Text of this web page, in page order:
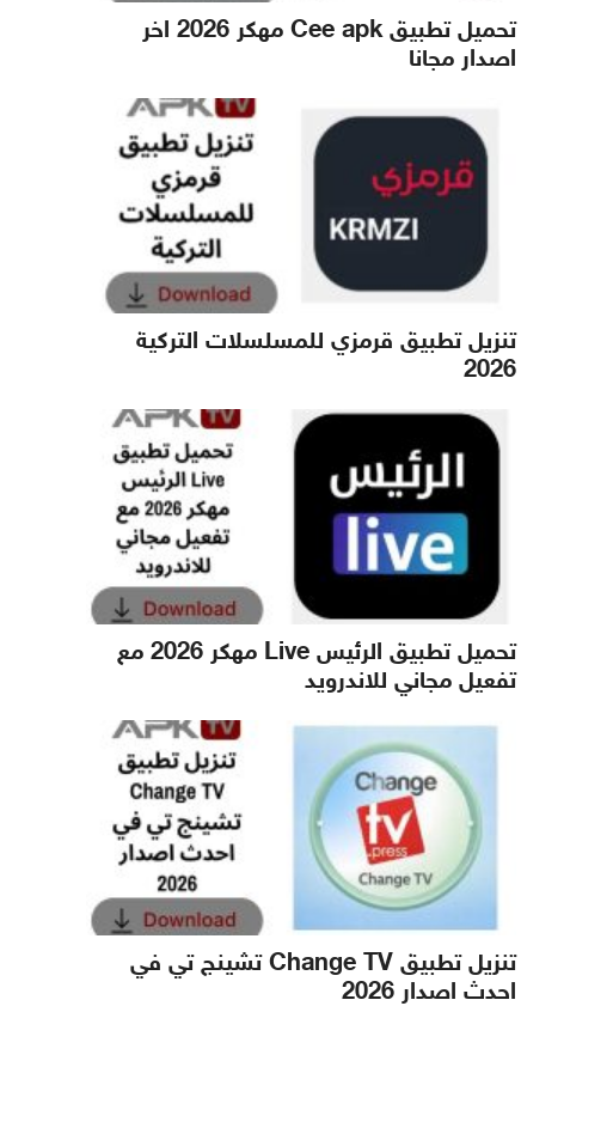
تحميل تطبيق Cee apk مهكر 2026 اخر
اصدار مجانا
تنزيل تطبيق قرمزي للمسلسلات التركية
2026
تحميل تطبيق الرئيس Live مهكر 2026 مع
تفعيل مجاني للاندرويد
تنزيل تطبيق Change TV تشينج تي في
احدث اصدار 2026